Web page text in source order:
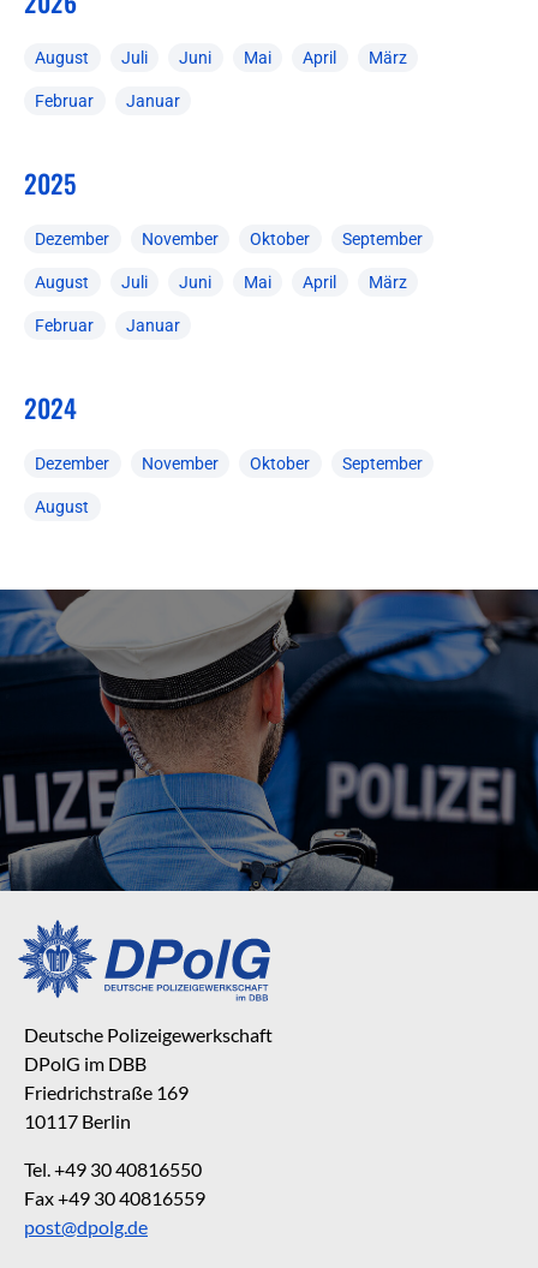
August Juli Juni Mai April März
Februar Januar
2025
Dezember November Oktober September
August Juli Juni Mai April März
Februar Januar
2024
Dezember November Oktober September
August
Deutsche Polizeigewerkschaft
DPolG im DBB
Friedrichstraße 169
10117 Berlin
Tel. +49 30 40816550
Fax +49 30 40816559
post@dpolg.de